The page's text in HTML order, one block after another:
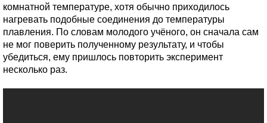
комнатной температуре, хотя обычно приходилось
нагревать подобные соединения до температуры
плавления. По словам молодого учёного, он сначала сам
не мог поверить полученному результату, и чтобы
убедиться, ему пришлось повторить эксперимент
несколько раз.